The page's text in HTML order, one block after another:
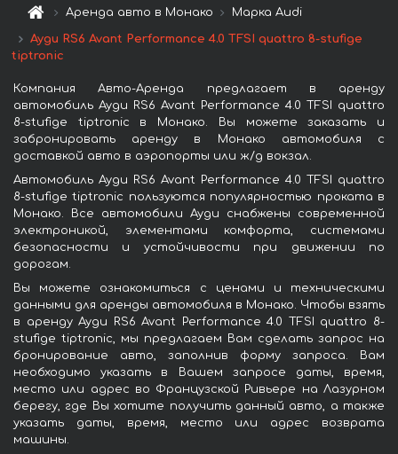
Аренда авто в Монако Марка Audi
Ауди RS6 Avant Performance 4.0 TFSI quattro 8-stufige
tiptronic
Компания Авто-Аренда предлагает в аренду
автомобиль Ауди RS6 Avant Performance 4.0 TFSI quattro
8-stufige tiptronic в Монако. Вы можете заказать и
забронировать аренду в Монако автомобиля с
доставкой авто в аэропорты или ж/д вокзал.
Автомобиль Ауди RS6 Avant Performance 4.0 TFSI quattro
8-stufige tiptronic пользуются популярностью проката в
Монако. Все автомобили Ауди снабжены современной
электроникой, элементами комфорта, системами
безопасности и устойчивости при движении по
дорогам.
Вы можете ознакомиться с ценами и техническими
данными для аренды автомобиля в Монако. Чтобы взять
в аренду Ауди RS6 Avant Performance 4.0 TFSI quattro 8-
stufige tiptronic, мы предлагаем Вам сделать запрос на
бронирование авто, заполнив форму запроса. Вам
необходимо указать в Вашем запросе даты, время,
место или адрес во Французской Ривьере на Лазурном
берегу, где Вы хотите получить данный авто, а также
указать даты, время, место или адрес возврата
машины.